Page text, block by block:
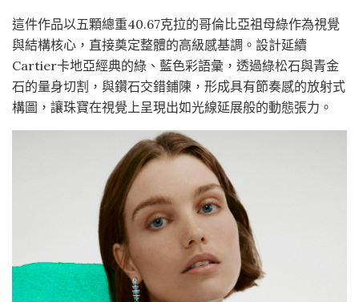
這件作品以五顆總重40.67克拉的哥倫比亞祖母綠作為視覺
與結構核心，直接奠定整體的高級感基調。設計延續
Cartier卡地亞經典的綠、藍色彩語彙，透過綠松石與青金
石的量身切割，與鑽石交錯鋪陳，形成具有節奏感的放射式
構圖，讓珠寶在視覺上呈現出如光線延展般的動態張力。